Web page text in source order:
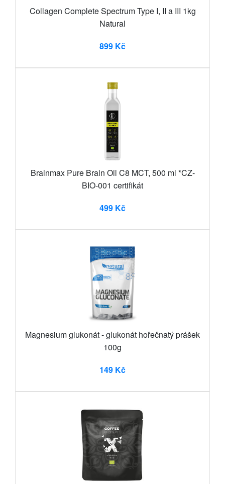
Collagen Complete Spectrum Type I, II a III 1kg
Natural
899 Kč
Brainmax Pure Brain Oil C8 MCT, 500 ml *CZ-
BIO-001 certifikát
499 Kč
Magnesium glukonát - glukonát hořečnatý prášek
100g
149 Kč